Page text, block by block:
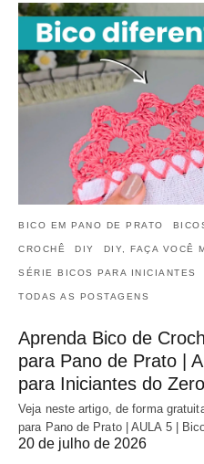
BICO EM PANO DE PRATO
CROCHÊ DIY DIY, FAÇA VOCÊ
SÉRIE BICOS PARA INICIANTES
TODAS AS POSTAGENS
Aprenda Bico de
para Pano de Prato |
para Iniciantes do Zero
Veja neste artigo, de forma
para Pano de Prato | AULA 5 |
20 de julho de 2026